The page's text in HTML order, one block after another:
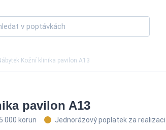
Kožní klinika pavilon A13
pavilon A13
000 korun Jednorázový poplatek za realizaci